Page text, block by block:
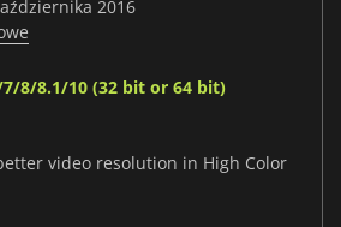
2016
8/8.1/10 (32 bit or 64 bit)
video resolution in High Color